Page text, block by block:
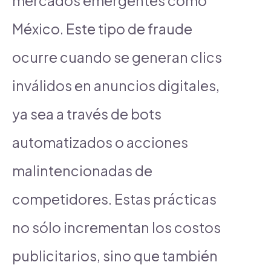
México. Este tipo de fraude
ocurre cuando se generan clics
inválidos en anuncios digitales,
ya sea a través de bots
automatizados o acciones
malintencionadas de
competidores. Estas prácticas
no sólo incrementan los costos
publicitarios, sino que también